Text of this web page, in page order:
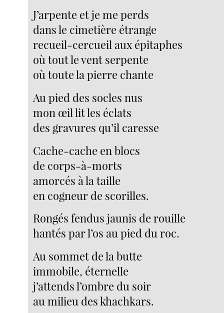
J’arpente et je me perds
dans le cimetière étrange
recueil-cercueil aux épitaphes
où tout le vent serpente
où toute la pierre chante
Au pied des socles nus
mon œil lit les éclats
des gravures qu’il caresse
Cache-cache en blocs
de corps-à-morts
amorcés à la taille
en cogneur de scorilles.
Rongés fendus jaunis de rouille
hantés par l’os au pied du roc.
Au sommet de la butte
immobile, éternelle
j’attends l’ombre du soir
au milieu des khachkars.